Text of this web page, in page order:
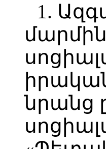
1.
նրանց